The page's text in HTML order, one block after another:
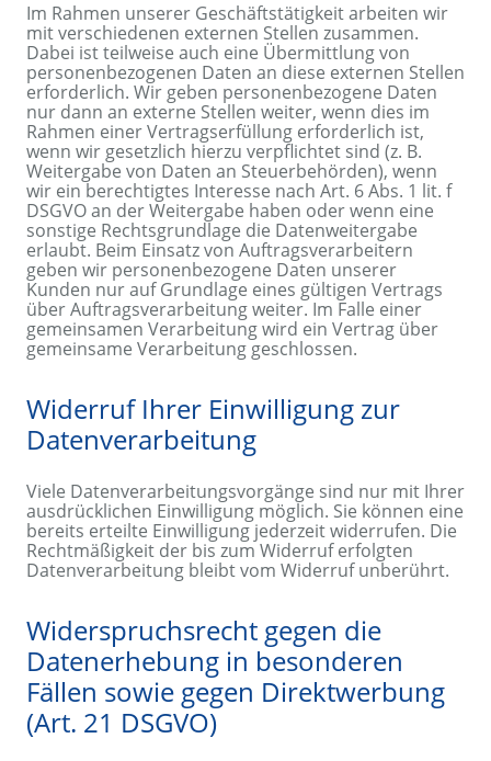
Im Rahmen unserer Geschäftstätigkeit arbeiten wir
mit verschiedenen externen Stellen zusammen.
Dabei ist teilweise auch eine Übermittlung von
personenbezogenen Daten an diese externen Stellen
erforderlich. Wir geben personenbezogene Daten
nur dann an externe Stellen weiter, wenn dies im
Rahmen einer Vertragserfüllung erforderlich ist,
wenn wir gesetzlich hierzu verpflichtet sind (z. B.
Weitergabe von Daten an Steuerbehörden), wenn
wir ein berechtigtes Interesse nach Art. 6 Abs. 1 lit. f
DSGVO an der Weitergabe haben oder wenn eine
sonstige Rechtsgrundlage die Datenweitergabe
erlaubt. Beim Einsatz von Auftragsverarbeitern
geben wir personenbezogene Daten unserer
Kunden nur auf Grundlage eines gültigen Vertrags
über Auftragsverarbeitung weiter. Im Falle einer
gemeinsamen Verarbeitung wird ein Vertrag über
gemeinsame Verarbeitung geschlossen.
Widerruf Ihrer Einwilligung zur
Datenverarbeitung
Viele Datenverarbeitungsvorgänge sind nur mit Ihrer
ausdrücklichen Einwilligung möglich. Sie können eine
bereits erteilte Einwilligung jederzeit widerrufen. Die
Rechtmäßigkeit der bis zum Widerruf erfolgten
Datenverarbeitung bleibt vom Widerruf unberührt.
Widerspruchsrecht gegen die
Datenerhebung in besonderen
Fällen sowie gegen Direktwerbung
(Art. 21 DSGVO)